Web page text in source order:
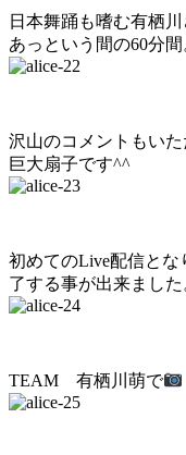
日本舞踊も嗜む有栖
あっという間の60分間
沢山のコメントもいた
巨大扇子です^^
初めてのLive配信と
了する事が出来ました
TEAM 有栖川萌で